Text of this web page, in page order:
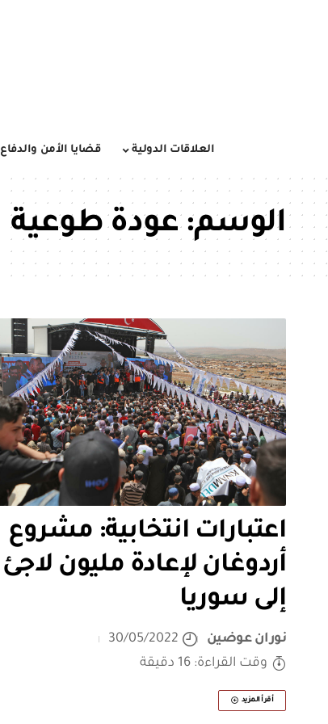
العلاقات الدولية قضايا الأمن والدفاع
الوسم:عودة طوعية
اعتبارات انتخابية: مشروع
أردوغان لإعادة مليون لاجئ
إلى سوريا
نوران عوضين
30/05/2022
وقت القراءة: 16 دقيقة
أقرأ المزيد